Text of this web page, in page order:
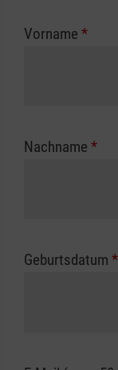
Vorname *
Nachname *
Geburtsdatum *